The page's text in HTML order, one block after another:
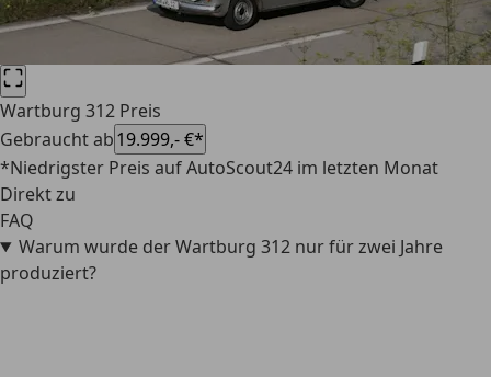
Wartburg 312 Preis
Gebraucht ab19.999,- €*
*Niedrigster Preis auf AutoScout24 im letzten Monat
Direkt zu
FAQ
Warum wurde der Wartburg 312 nur für zwei Jahre
produziert?